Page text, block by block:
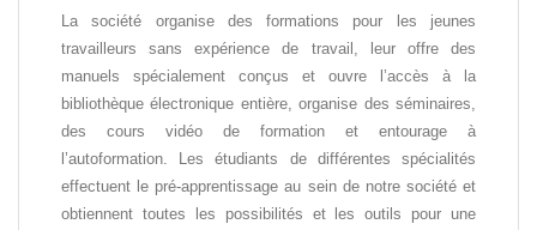
La société organise des formations pour les jeunes
travailleurs sans expérience de travail, leur offre des
manuels spécialement conçus et ouvre l’accès à la
bibliothèque électronique entière, organise des séminaires,
des cours vidéo de formation et entourage à
l’autoformation. Les étudiants de différentes spécialités
effectuent le pré-apprentissage au sein de notre société et
obtiennent toutes les possibilités et les outils pour une